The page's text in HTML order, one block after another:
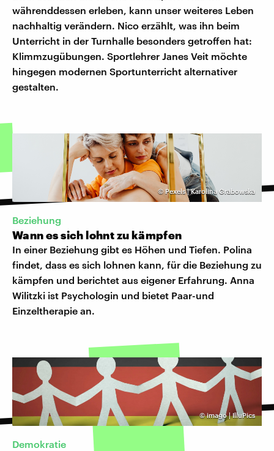
währenddessen erleben, kann unser weiteres Leben
nachhaltig verändern. Nico erzählt, was ihn beim
Unterricht in der Turnhalle besonders getroffen hat:
Klimmzugübungen. Sportlehrer Janes Veit möchte
hingegen modernen Sportunterricht alternativer
gestalten.
©Pexels | Karolina Grabowska
Beziehung
Wann es sich lohnt zu kämpfen
In einer Beziehung gibt es Höhen und Tiefen. Polina
findet, dass es sich lohnen kann, für die Beziehung zu
kämpfen und berichtet aus eigener Erfahrung. Anna
Wilitzki ist Psychologin und bietet Paar-und
Einzeltherapie an.
©imago | IlluPics
Demokratie